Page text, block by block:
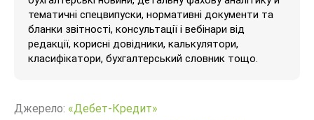
тематичні спецвипуски, нормативні документи та
бланки звітності, консультації і вебінари від
редакції, корисні довідники, калькулятори,
класифікатори, бухгалтерський словник тощо.
Джерело: «Дебет-Кредит»